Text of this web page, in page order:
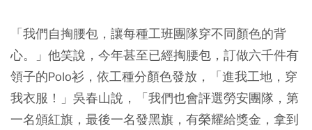
「我們自掏腰包，讓每種工班團隊穿不同顏色的背
心。」他笑說，今年甚至已經掏腰包，訂做六千件有
領子的Polo衫，依工種分顏色發放，「進我工地，穿
我衣服！」吳春山說，「我們也會評選勞安團隊，第
一名頒紅旗，最後一名發黑旗，有榮耀給獎金，拿到